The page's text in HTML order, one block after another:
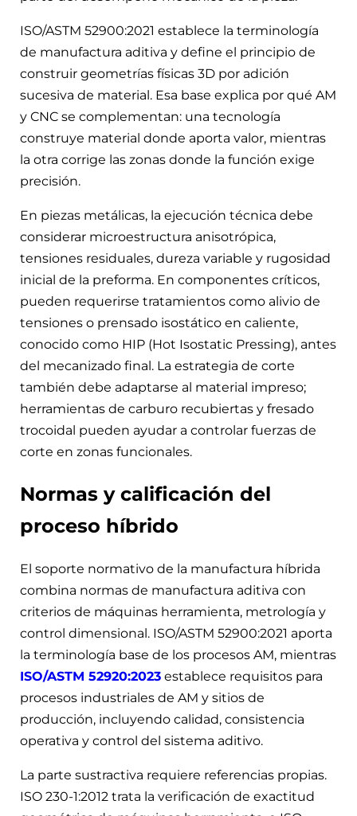
ISO/ASTM 52900:2021 establece la terminología
de manufactura aditiva y define el principio de
construir geometrías físicas 3D por adición
sucesiva de material. Esa base explica por qué AM
y CNC se complementan: una tecnología
construye material donde aporta valor, mientras
la otra corrige las zonas donde la función exige
precisión.
En piezas metálicas, la ejecución técnica debe
considerar microestructura anisotrópica,
tensiones residuales, dureza variable y rugosidad
inicial de la preforma. En componentes críticos,
pueden requerirse tratamientos como alivio de
tensiones o prensado isostático en caliente,
conocido como HIP (Hot Isostatic Pressing), antes
del mecanizado final. La estrategia de corte
también debe adaptarse al material impreso;
herramientas de carburo recubiertas y fresado
trocoidal pueden ayudar a controlar fuerzas de
corte en zonas funcionales.
Normas y calificación del
proceso híbrido
El soporte normativo de la manufactura híbrida
combina normas de manufactura aditiva con
criterios de máquinas herramienta, metrología y
control dimensional. ISO/ASTM 52900:2021 aporta
la terminología base de los procesos AM, mientras
ISO/ASTM 52920:2023 establece requisitos para
procesos industriales de AM y sitios de
producción, incluyendo calidad, consistencia
operativa y control del sistema aditivo.
La parte sustractiva requiere referencias propias.
ISO 230-1:2012 trata la verificación de exactitud